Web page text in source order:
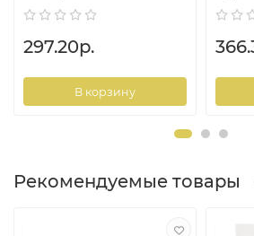
297.20р.
В корзину
Рекомендуемые товары